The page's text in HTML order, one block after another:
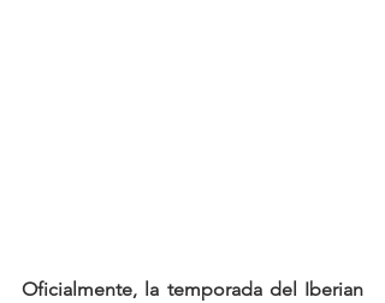
Oficialmente, la temporada del Iberian